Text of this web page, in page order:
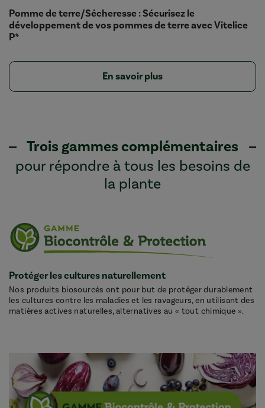
Pomme de terre/Sécheresse : Sécurisez le
développement de vos pommes de terre avec Vitelice
P*
En savoir plus
Trois gammes complémentaires
pour répondre à tous les besoins de
la plante
Protéger les cultures naturellement
Nos produits biosourcés ont pour but de protéger durablement
les cultures contre les maladies et les ravageurs, en utilisant des
matières actives naturelles, alternatives au « tout chimique ».